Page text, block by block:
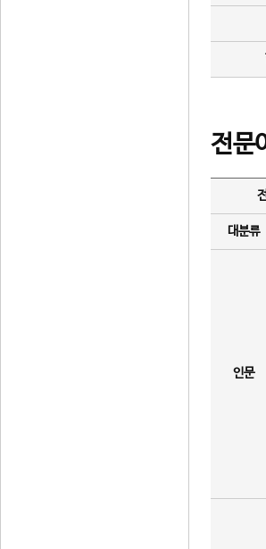
전문
대분류
인문